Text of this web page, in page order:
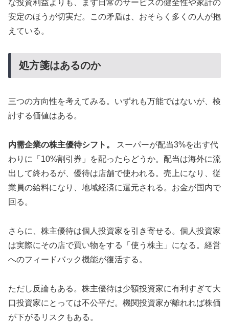
な投資利益よりも、まず日常のサービスの健全性や家計の
安定のほうが切実だ。この矛盾は、おそらく多くの人が抱
えている。
処方箋はあるのか
三つの方向性を考えてみる。いずれも万能ではないが、検
討する価値はある。
内需企業の株主優待シフト。
スーパーが配当3%を出す代
わりに「10%割引券」を配ったらどうか。配当は海外に流
出して終わるが、優待は店舗で使われる。売上になり、従
業員の給料になり、地域経済に還元される。お金が国内で
回る。
さらに、株主優待は個人投資家を引き寄せる。個人投資家
は実際にその店で買い物をする「使う株主」になる。経営
へのフィードバック機能が復活する。
ただし反論もある。株主優待は少額投資家に有利すぎて大
口投資家にとっては不公平だ。機関投資家が離れれば株価
が下がるリスクもある。